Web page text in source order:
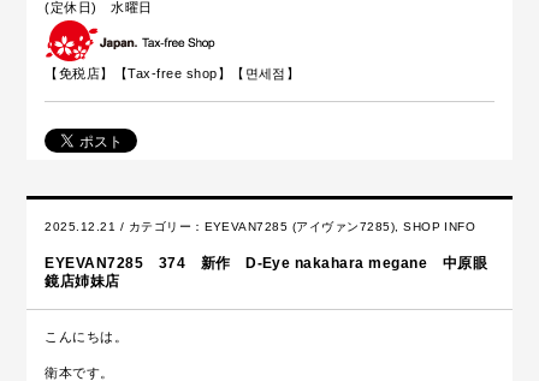
(定休日) 水曜日
【免税店】【Tax-free shop】【면세점】
2025.12.21 / カテゴリー： EYEVAN7285 (アイヴァン7285) ,SHOP INFO
EYEVAN7285 374 新作 D-Eye nakahara megane 中原眼
鏡店姉妹店
こんにちは。
衛本です。